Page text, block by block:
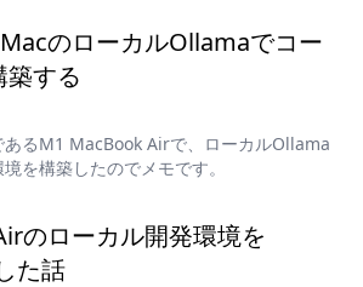
のローカルOllamaでコー
築する
るM1 MacBook Airで、ローカルOllama
を構築したのでメモです。
のローカル開発環境を
た話